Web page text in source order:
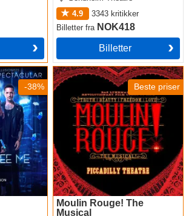
4.9
3343 kritikker
Billetterfra NOK418
Billetter
-38% Beste priser
Moulin Rouge! The
Musical
Moulin Rouge! The Musical